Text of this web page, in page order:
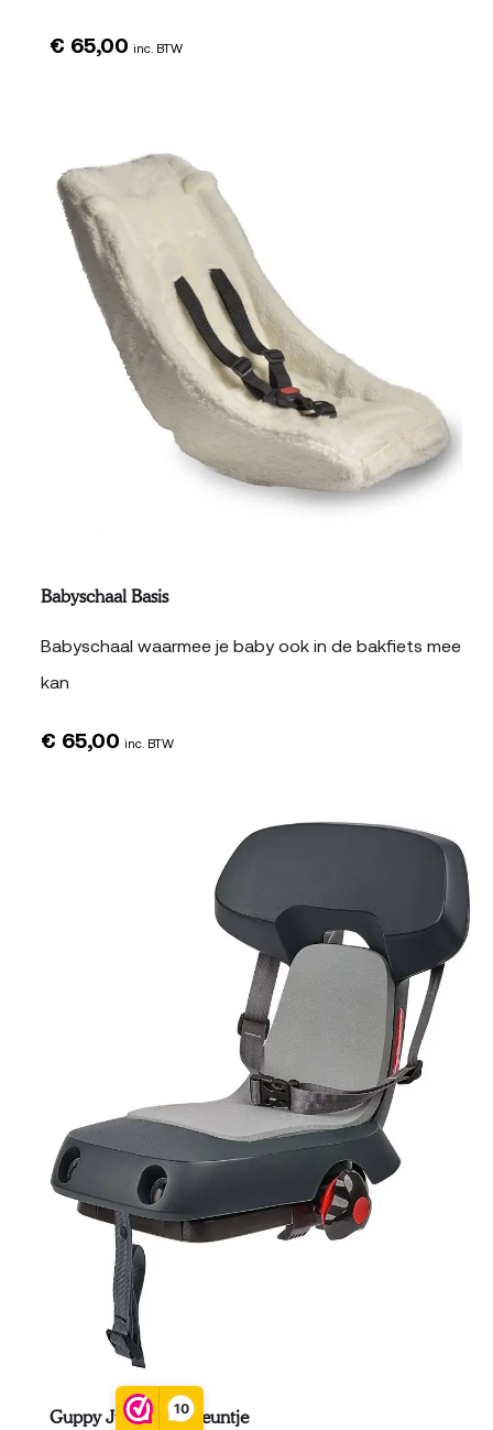
10
€ 65,00 inc. BTW
Babyschaal Basis
Babyschaal waarmee je baby ook in de bakfiets mee
kan
€ 65,00 inc. BTW
Guppy Junior Rugsteuntje